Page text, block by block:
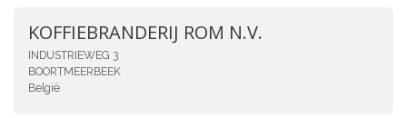
KOFFIEBRANDERIJ ROM N.V.
INDUSTRIEWEG 3
BOORTMEERBEEK
België